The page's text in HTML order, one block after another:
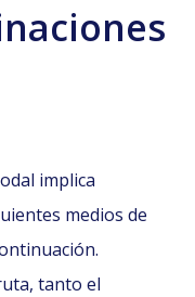
implica
medios de
tanto el